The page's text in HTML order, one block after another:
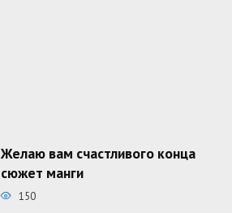
Желаю вам счастливого конца
сюжет манги
150